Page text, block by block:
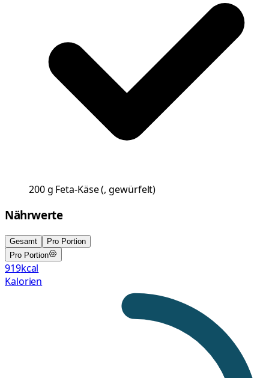
200g Feta-Käse(, gewürfelt)
Nährwerte
Gesamt
Pro Portion
Pro Portion
919kcal
Kalorien